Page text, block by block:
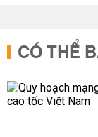
CÓ THỂ